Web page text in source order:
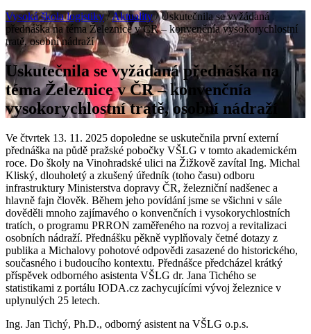
Vysoká škola logistiky/Aktuality/Uskutečnila se vyžádaná
přednáška na téma Železnice v ČR – konvenčnía vysokorychlostní
tratě, osobní nádraží
Uskutečnila se vyžádaná přednáška na
téma Železnice v ČR – konvenčnía
vysokorychlostní tratě, osobní nádraží
Ve čtvrtek 13. 11. 2025 dopoledne se uskutečnila první externí
přednáška na půdě pražské pobočky VŠLG v tomto akademickém
roce. Do školy na Vinohradské ulici na Žižkově zavítal Ing. Michal
Kliský, dlouholetý a zkušený úředník (toho času) odboru
infrastruktury Ministerstva dopravy ČR, železniční nadšenec a
hlavně fajn člověk. Během jeho povídání jsme se všichni v sále
dověděli mnoho zajímavého o konvenčních i vysokorychlostních
tratích, o programu PRRON zaměřeného na rozvoj a revitalizaci
osobních nádraží. Přednášku pěkně vyplňovaly četné dotazy z
publika a Michalovy pohotové odpovědi zasazené do historického,
současného i budoucího kontextu. Přednášce předcházel krátký
příspěvek odborného asistenta VŠLG dr. Jana Tichého se
statistikami z portálu IODA.cz zachycujícími vývoj železnice v
uplynulých 25 letech.
Ing. Jan Tichý, Ph.D., odborný asistent na VŠLG o.p.s.